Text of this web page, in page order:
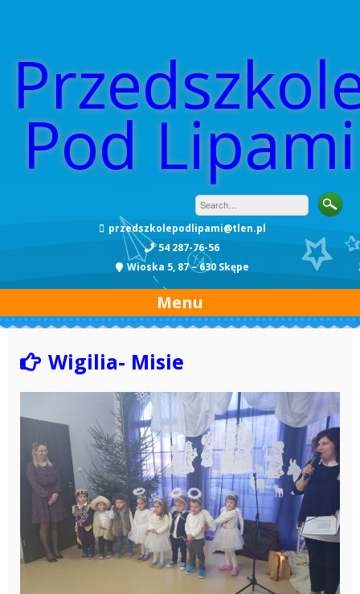
Pod Lipami
przedszkolepodlipami@tlen.pl
54 287-76-56
Wioska 5, 87 – 630 Skępe
Menu
Wigilia- Misie